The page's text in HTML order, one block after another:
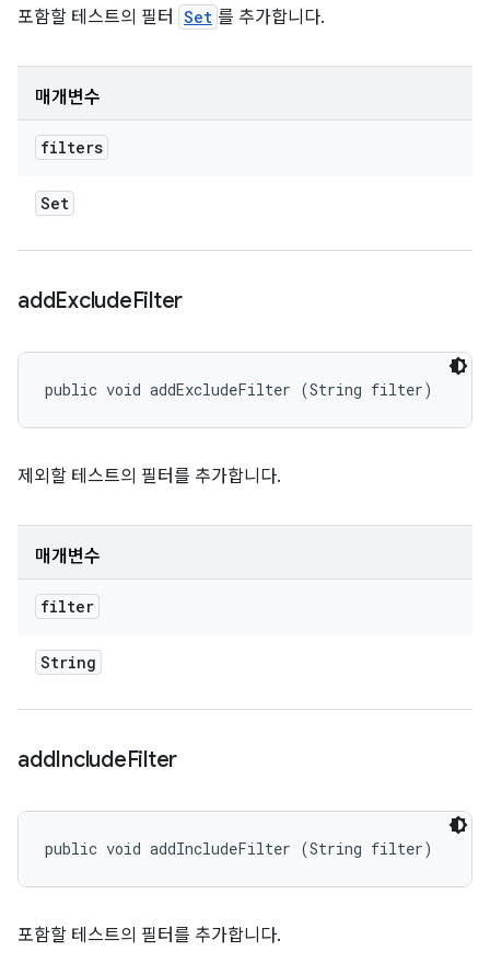
포함할 테스트의 필터 Set 를 추가합니다.
매개변수
filters
Set
addExcludeFilter
public void addExcludeFilter (String filter)
제외할 테스트의 필터를 추가합니다.
매개변수
filter
String
addIncludeFilter
public void addIncludeFilter (String filter)
포함할 테스트의 필터를 추가합니다.